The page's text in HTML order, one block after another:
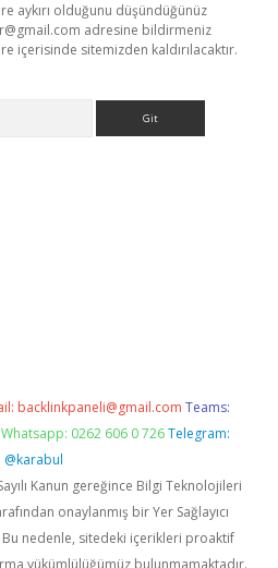
aykırı olduğunu düşündüğünüz
adresine bildirmeniz
içerisinde sitemizden kaldırılacaktır.
backlinkpaneli@gmail.com Teams:
Whatsapp: 0262 606 0 726 Telegram:
@karabul
Kanun gereğince Bilgi Teknolojileri
onaylanmış bir Yer Sağlayıcı
nedenle, sitedeki içerikleri proaktif
yükümlülüğümüz bulunmamaktadır.